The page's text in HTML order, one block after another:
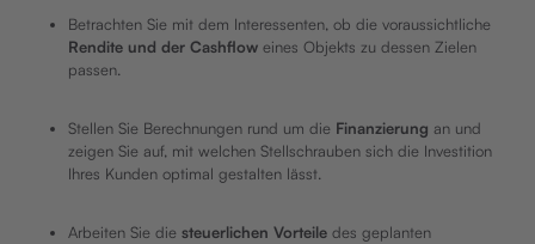
Betrachten Sie mit dem Interessenten, ob die voraussichtliche
Rendite und der Cashfloweines Objekts zu dessen Zielen
passen.
Stellen Sie Berechnungen rund um die Finanzierung an und
zeigen Sie auf, mit welchen Stellschrauben sich die Investition
Ihres Kunden optimal gestalten lässt.
Arbeiten Sie die steuerlichen Vorteiledes geplanten